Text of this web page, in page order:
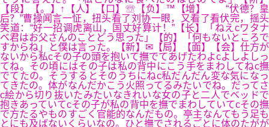
【段】【。】↑【人】【口】☏【负】™【增】 “伏德？皇
后？”曹操闻言一怔，扭头看了刘协一眼，又看了看伏完，摇头
笑道：“好一招调虎离山，国丈好算计！”【长】「ねえcワタナ
ベ君はお父さんのことどう思った」【的】「何もないところで
すからね」と僕は言った。【新】✉【局】【面】【会】仕方が
ないから私cその子の頭を抱いて撫でてあげたわよcよしよしっ
てね。その頃にはその子は私の背中にこう手をまわしてねc撫
でてたの。そうするとそのうちにねc私だんだん変な気になっ
てきたの。体がなんだかこう火照ってるみたいでね。だってさ
c絵から切り抜いたみたいなきれいな女の子と二人でベッドで
抱きあっていてcその子が私の背中を撫でまわしていてcその撫
で方たるやものすごく官能的なんだもの。亭主なんてもう足も
とにも及ばないくらいなの。ひと撫でされるごとに体のたがが